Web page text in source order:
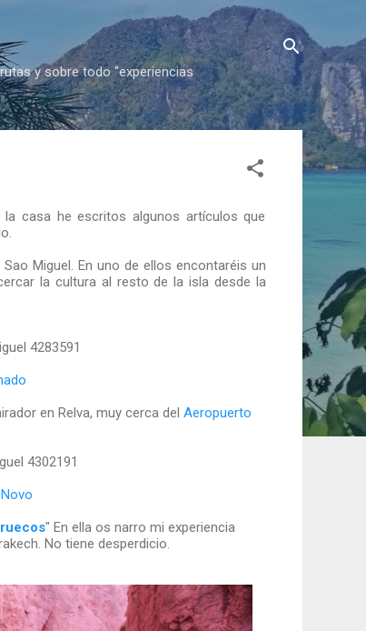
y sobre todo "experiencias
casa he escritos algunos artículos que
Miguel. En uno de ellos encontaréis un
la cultura al resto de la isla desde la
en Relva, muy cerca del Aeropuerto
" En ella os narro mi experiencia
No tiene desperdicio.